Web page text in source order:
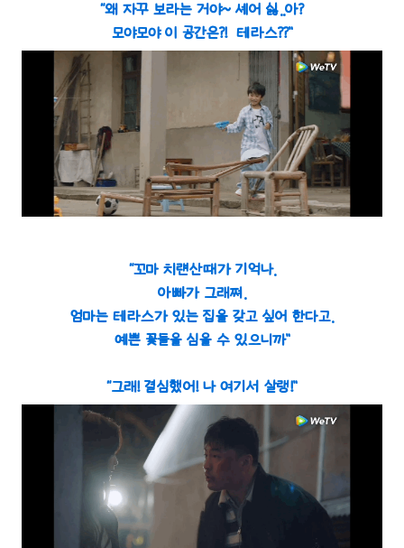
“왜 자꾸 보라는 거야~ 셰어 싫..아?
모야모야 이 공간은?! 테라스??”
“꼬마 치럔산때가 기억나.
아빠가 그래쪄.
엄마는 테라스가 있는 집을 갖고 싶어 한다고.
예쁜 꽃들을 심을 수 있으니까”
“그래! 결심했어! 나 여기서 살랭!”